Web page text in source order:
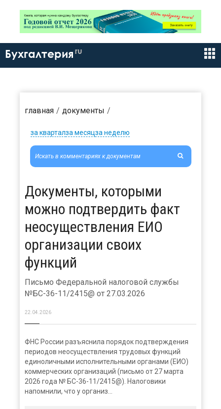
Бухгалтерия ru
главная документы
за кварталза месяцза неделю
Документы, которыми
можно подтвердить факт
неосуществления ЕИО
организации своих
функций
Письмо Федеральной налоговой службы
№БС-36-11/2415@ от 27.03.2026
22.04.2026
ФНС России разъяснила порядок подтверждения
периодов неосуществления трудовых функций
единоличными исполнительными органами (ЕИО)
коммерческих организаций (письмо от 27 марта
2026 года № БС-36-11/2415@). Налоговики
напомнили, что у организ...